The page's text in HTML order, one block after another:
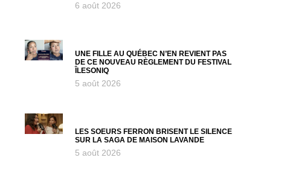
6 août 2026
UNE FILLE AU QUÉBEC N’EN REVIENT PAS
DE CE NOUVEAU RÈGLEMENT DU FESTIVAL
ÎLESONIQ
5 août 2026
LES SOEURS FERRON BRISENT LE SILENCE
SUR LA SAGA DE MAISON LAVANDE
5 août 2026